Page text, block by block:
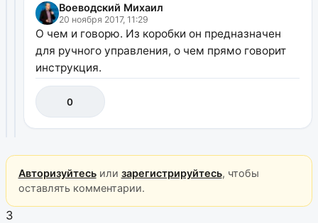
Воеводский Михаил
20 ноября 2017, 11:29
О чем и говорю. Из коробки он предназначен
для ручного управления, о чем прямо говорит
инструкция.
0
Авторизуйтесьили зарегистрируйтесь, чтобы
оставлять комментарии.
3